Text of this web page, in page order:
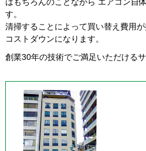
す。
清掃することによって買い替え費用
コストダウンになります。
創業30年の技術でご満足いただける